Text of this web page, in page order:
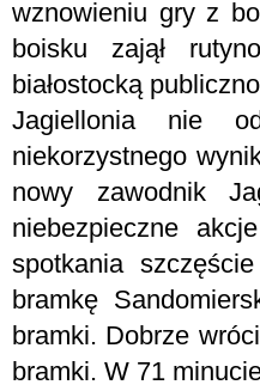
wznowieniu gry z
boisku zajął
białostocką
Jagiellonia nie
niekorzystnego
nowy zawodnik
niebezpieczne
spotkania
bramkę
bramki. Dobrze
bramki. W 71